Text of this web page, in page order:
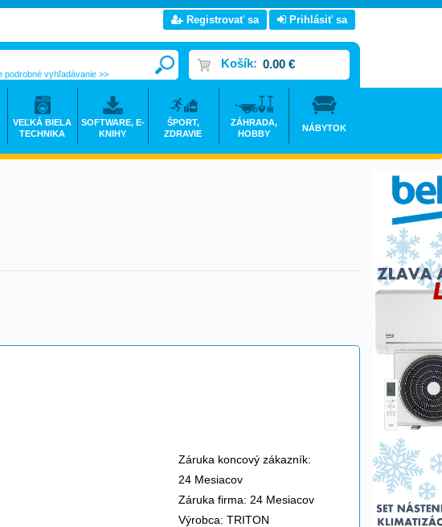
Záruka koncový zákazník:
24 Mesiacov
Záruka firma: 24 Mesiacov
Výrobca: TRITON
Registrovať sa Prihlásiť sa
Košík: 0.00 €
podrobné vyhľadávanie >>
VEĽKÁ BIELA
TECHNIKA
SOFTWARE, E-
KNIHY
ŠPORT,
ZDRAVIE
ZÁHRADA,
HOBBY
NÁBYTOK